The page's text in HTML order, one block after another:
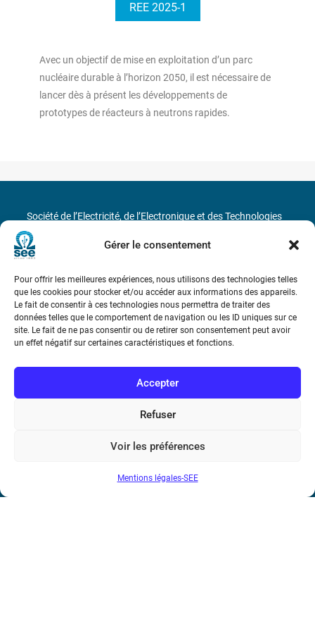
Gérer le consentement
Pour offrir les meilleures expériences, nous utilisons des technologies telles
que les cookies pour stocker et/ou accéder aux informations des appareils.
Le fait de consentir à ces technologies nous permettra de traiter des
données telles que le comportement de navigation ou les ID uniques sur ce
site. Le fait de ne pas consentir ou de retirer son consentement peut avoir
un effet négatif sur certaines caractéristiques et fonctions.
Accepter
Refuser
Voir les préférences
Mentions légales-SEE
REE 2025-1
Avec un objectif de mise en exploitation d’un parc
nucléaire durable à l’horizon 2050, il est nécessaire de
lancer dès à présent les développements de
prototypes de réacteurs à neutrons rapides.
Bicentenaire des découvertes d’André-
Société de l’Electricité, de l’Electronique et des Technologies
de l’Information et de la Communication
Métro : « Boissière » Ligne 6 et « Iéna » Ligne 9
Téléphone : (+33) 1 56 90 37 17
communautaire : FR44 785 393 232